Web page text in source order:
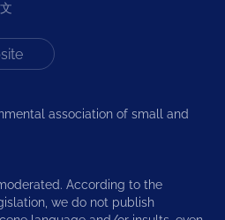
association of small and
According to the
we do not publish